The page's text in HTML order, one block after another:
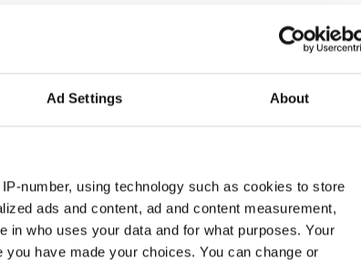
Ad Settings About
number, using technology such as cookies to store
ads and content, ad and content measurement,
in who uses your data and for what purposes. Your
have made your choices. You can change or
genom en prenumeration på Dagens Opinion.